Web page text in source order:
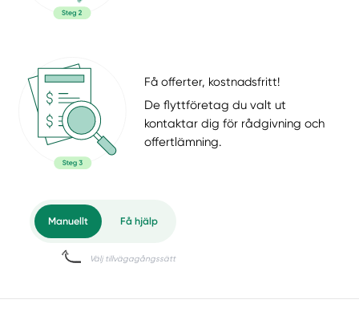
Få offerter, kostnadsfritt!
De flyttföretag du valt ut
kontaktar dig för rådgivning och
offertlämning.